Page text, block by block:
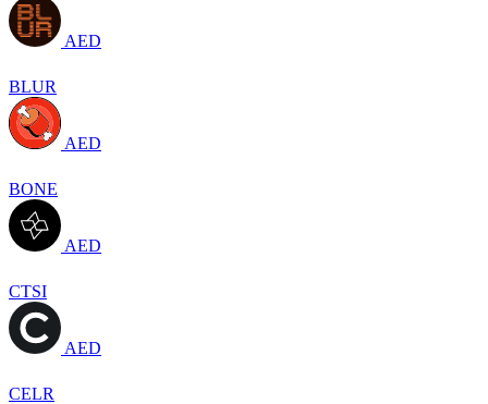
AED
BLUR
AED
BONE
AED
CTSI
AED
CELR